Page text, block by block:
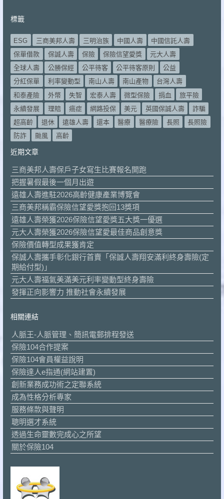
標籤
ESG 三商美邦人壽 三明治族 中國人壽
中國信託人壽
保單借款
保誠人壽 保險 保險信望愛獎
元大人壽
全球人壽
公勝保經 公平待客 公平待客原則
公益
分紅保單
利率變動型 南山人壽 南山產物
台灣人壽
和泰產險
外幣 失智 宏泰人壽 微型保險 捐血
旅平險
永續發展
理賠 癌症 網路投保 美元 英國保誠人壽
詐騙
超高齡
退休 遠雄人壽 還本 醫療 醫療險 長照
長照險
防詐
颱風 高齡
近期文章
三商美邦人壽保戶子女寫生比賽報名開跑
把握暑假最後一個月出遊
遠雄人壽進駐2026高齡健康產業博覽會
三商美邦稱霸保險信望愛獎抱回13獎項
遠雄人壽榮獲2026保險信望愛獎五大獎一優選
元大人壽榮獲2026保險信望愛最佳商品創意獎
保險價值轉型成果獲肯定
保誠人壽攜手彰化銀行首賣「保誠人壽翔安滿利終身壽險(定
期給付型)」
元大人壽福氣美滿美元利率變動型終身壽險
發揮正向影響力 推動社會永續發展
相關連結
人脈王-人脈管理、簡訊電郵排程發送
保險104合作提案
保險104會員權益說明
保險達人e指通(網站建置)
創新業務成功術之定聯系統
成為性格分析專家
服務條款與聲明
聰明選才系統
透過生命靈數完成心之所望
關於保險104